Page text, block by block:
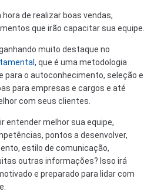
de realizar boas vendas,
que irão capacitar sua equipe.
muito destaque no
, que é uma metodologia
para o autoconhecimento, seleção e
para empresas e cargos e até
com seus clientes.
entender melhor sua equipe,
pontos a desenvolver,
estilo de comunicação,
outras informações? Isso irá
e preparado para lidar com